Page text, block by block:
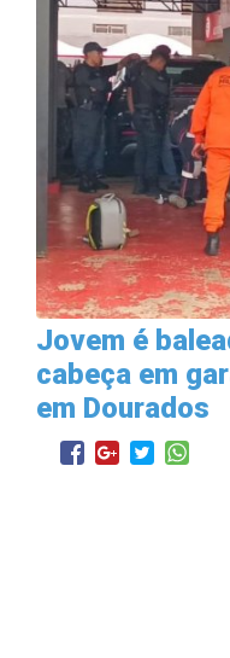
Jovem é
cabeça em
em Dourados